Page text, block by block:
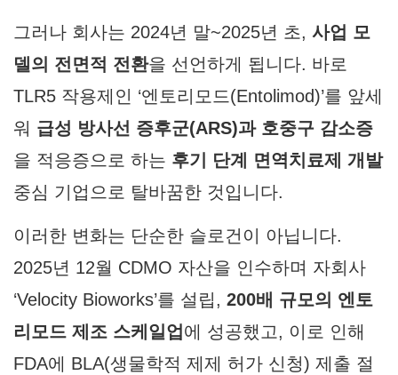
그러나 회사는 2024년 말~2025년 초, 사업 모
델의 전면적 전환을 선언하게 됩니다. 바로
TLR5 작용제인 ‘엔토리모드(Entolimod)’를 앞세
워 급성 방사선 증후군(ARS)과 호중구 감소증
을 적응증으로 하는 후기 단계 면역치료제 개발
중심 기업으로 탈바꿈한 것입니다.
이러한 변화는 단순한 슬로건이 아닙니다.
2025년 12월 CDMO 자산을 인수하며 자회사
‘Velocity Bioworks’를 설립, 200배 규모의 엔토
리모드 제조 스케일업 에 성공했고, 이로 인해
FDA에 BLA(생물학적 제제 허가 신청) 제출 절